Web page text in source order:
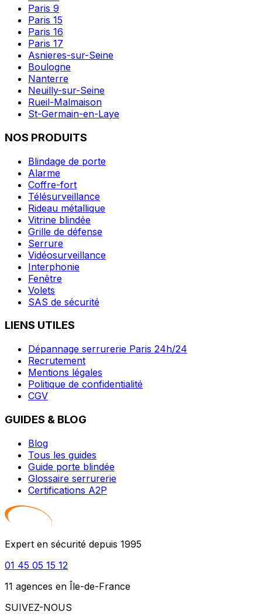
Paris 9
Paris 15
Paris 16
Paris 17
Asnieres-sur-Seine
Boulogne
Nanterre
Neuilly-sur-Seine
Rueil-Malmaison
St-Germain-en-Laye
NOS PRODUITS
Blindage de porte
Alarme
Coffre-fort
Télésurveillance
Rideau métallique
Vitrine blindée
Grille de défense
Serrure
Vidéosurveillance
Interphonie
Fenêtre
Volets
SAS de sécurité
LIENS UTILES
Dépannage serrurerie Paris 24h/24
Recrutement
Mentions légales
Politique de confidentialité
CGV
GUIDES & BLOG
Blog
Tous les guides
Guide porte blindée
Glossaire serrurerie
Certifications A2P
Expert en sécurité depuis 1995
01 45 05 15 12
11 agences en Île-de-France
SUIVEZ-NOUS